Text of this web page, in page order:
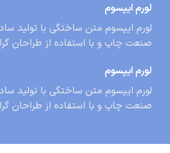
لورم ایپسوم
لورم ایپسوم متن ساختگی با تولید سادگی
صنعت چاپ و با استفاده از طراحان
لورم ایپسوم
لورم ایپسوم متن ساختگی با تولید سادگی
صنعت چاپ و با استفاده از طراحان